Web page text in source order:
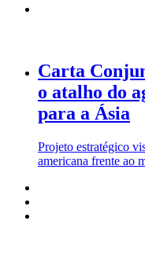
Carta
o atalho do
para a Ásia
Projeto estratégico
americana frente ao